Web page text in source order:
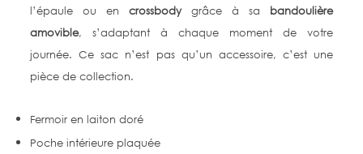
l’épaule ou encrossbodygrâce à sa bandoulière
amovible, s’adaptant à chaque moment de votre
journée. Ce sac n’est pas qu’un accessoire, c’est une
pièce de collection.
Fermoir en laiton doré
Poche intérieure plaquée